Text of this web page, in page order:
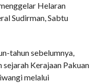
Helaran
Sudirman, Sabtu
tahun sebelumnya,
Kerajaan Pakuan
melalui